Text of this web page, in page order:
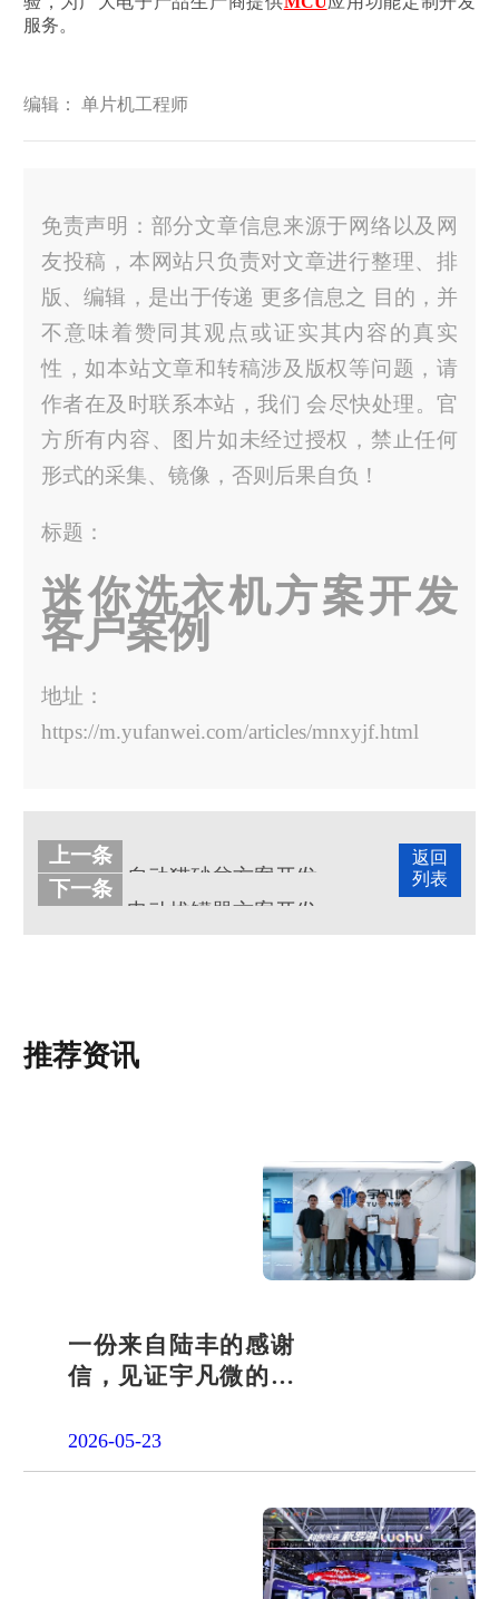
服务。
编辑： 单片机工程师
免责声明：部分文章信息来源于网络以及网
友投稿，本网站只负责对文章进行整理、排
版、编辑，是出于传递 更多信息之 目的，并
不意味着赞同其观点或证实其内容的真实
性，如本站文章和转稿涉及版权等问题，请
作者在及时联系本站，我们 会尽快处理。官
方所有内容、图片如未经过授权，禁止任何
形式的采集、镜像，否则后果自负！
标题：
迷你洗衣机方案开发
客户案例
地址：
https://m.yufanwei.com/articles/mnxyjf.html
返回
列表
上一条
下一条
推荐资讯
一份来自陆丰的感谢
信，见证宇凡微的社
2026-05-23